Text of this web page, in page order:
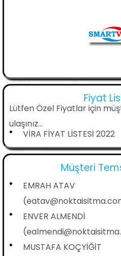
Fiyat
Lütfen Özel Fiyatlar için
ulaşınız...
• VİRA FİYAT LİSTESİ 2022
Müşteri
•
EMRAH ATAV
•
ENVER ALMENDİ
•
MUSTAFA KOÇYİĞİT